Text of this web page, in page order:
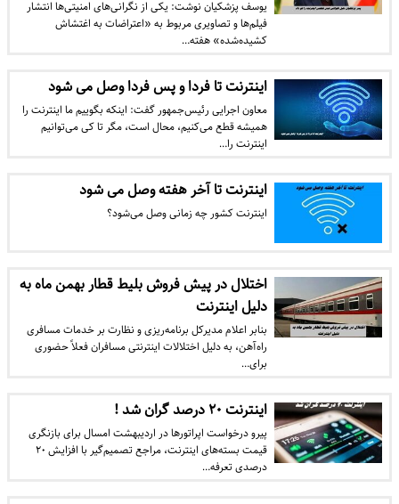
یوسف پزشکیان نوشت: یکی از نگرانی‌های امنیتی‌ها انتشار
فیلم‌ها و تصاویری مربوط به «اعتراضات به اغتشاش
کشیده‌شده» هفته…
اینترنت تا فردا و پس‌ فردا وصل می شود
معاون اجرایی رئیس‌جمهور گفت: اینکه بگوییم ما اینترنت را
همیشه قطع می‌کنیم، محال است، مگر تا کی می‌توانیم
اینترنت را…
اینترنت تا آخر هفته وصل می شود
اینترنت کشور چه زمانی وصل می‌شود؟
اختلال در پیش فروش بلیط قطار بهمن ماه به
دلیل اینترنت
بنابر اعلام مدیرکل برنامه‌ریزی و نظارت بر خدمات مسافری
راه‌آهن، به دلیل اختلالات اینترنتی مسافران فعلاً حضوری
برای…
اینترنت ۲۰ درصد گران شد !
پیرو درخواست اپراتورها در اردیبهشت امسال برای بازنگری
قیمت بسته‌های اینترنت، مراجع تصمیم‌گیر با افزایش ۲۰
درصدی تعرفه…